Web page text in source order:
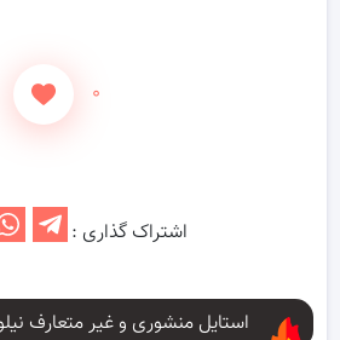
۰
اشتراک گذاری :
استایل منشوری و غیر متعارف